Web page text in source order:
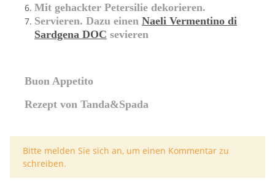
Mit gehackter Petersilie dekorieren.
Servieren. Dazu einen Naeli Vermentino di
Sardgena DOC sevieren
Buon Appetito
Rezept von Tanda&Spada
x
Bitte melden Sie sich an, um einen Kommentar zu
schreiben.